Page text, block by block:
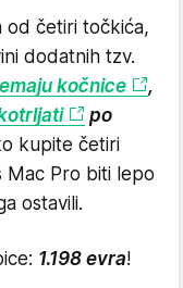
od četiri točkića,
dodatnih tzv.
kočnice
,
po
kupite četiri
Mac Pro biti lepo
ostavili.
1.198 evra!